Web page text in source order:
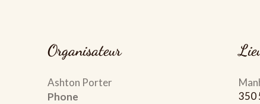
Organisateur
Ashton Porter
Phone
350